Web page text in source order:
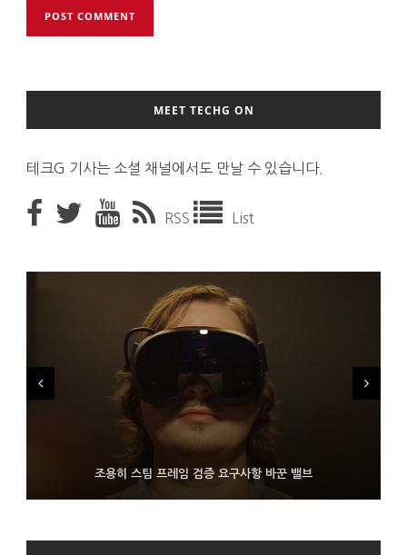
MEET TECHG ON
테크G 기사는 소셜 채널에서도 만날 수 있습니다.
RSS List
조용히 스팀 프레임 검증 요구사항 바꾼 밸브
9월 4일부터 서비스 접는 안드로이드 장치용 구글 어시스턴트
FMS 2026서 차세대 3D 메모리 ZHBM·ZNAND-O 모형 처음 선
보인 삼성전자